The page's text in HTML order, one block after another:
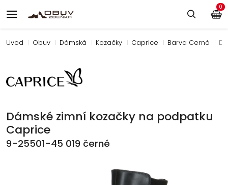
Úvod Obuv Dámská Kozačky Caprice Barva Černá
Dámské zimní kozačky na podpatku
Caprice
9-25501-45 019 černé
0